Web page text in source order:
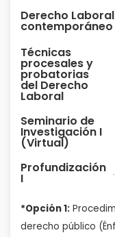
Derecho Laboral
contemporáneo
Técnicas
procesales y
probatorias
del Derecho
Laboral
Seminario de
Investigación I
(Virtual)
Profundización
I
*Opción 1:
derecho público